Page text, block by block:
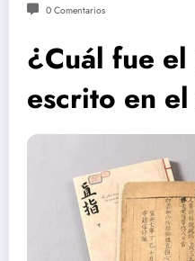
0 Comentarios
¿Cuál fue
escrito en